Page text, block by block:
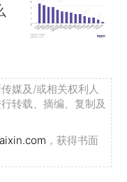
媒及/或相关权利人
转载、摘编、复制及
，获得书面